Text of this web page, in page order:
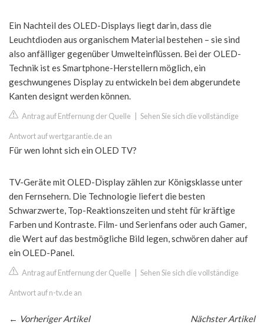
Ein Nachteil des OLED-Displays liegt darin, dass die
Leuchtdioden aus organischem Material bestehen – sie sind
also anfälliger gegenüber Umwelteinflüssen. Bei der OLED-
Technik ist es Smartphone-Herstellern möglich, ein
geschwungenes Display zu entwickeln bei dem abgerundete
Kanten designt werden können.
Antrag auf Entfernung der Quelle Sehen Sie sich die vollständige
Antwort auf wertgarantie.de an
Für wen lohnt sich ein OLED TV?
TV-Geräte mit OLED-Display zählen zur Königsklasse unter
den Fernsehern. Die Technologie liefert die besten
Schwarzwerte, Top-Reaktionszeiten und steht für kräftige
Farben und Kontraste. Film- und Serienfans oder auch Gamer,
die Wert auf das bestmögliche Bild legen, schwören daher auf
ein OLED-Panel.
Antrag auf Entfernung der Quelle Sehen Sie sich die vollständige
Antwort auf n-tv.de an
← Vorheriger Artikel
Nächster Artikel